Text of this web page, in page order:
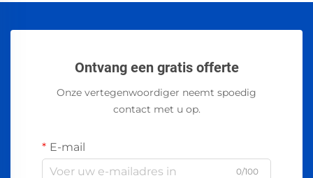
Ontvang een gratis offerte
Onze vertegenwoordiger neemt spoedig
contact met u op.
E-mail
0/100